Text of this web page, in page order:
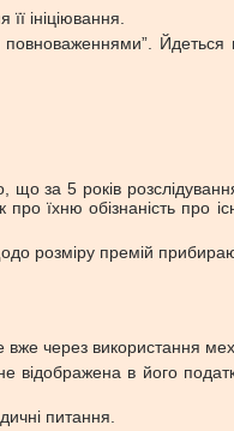
ініціювання.
повноваженнями”.
за 5 років
їхню обізнаність про
розміру премій
через використання
в його
питання.